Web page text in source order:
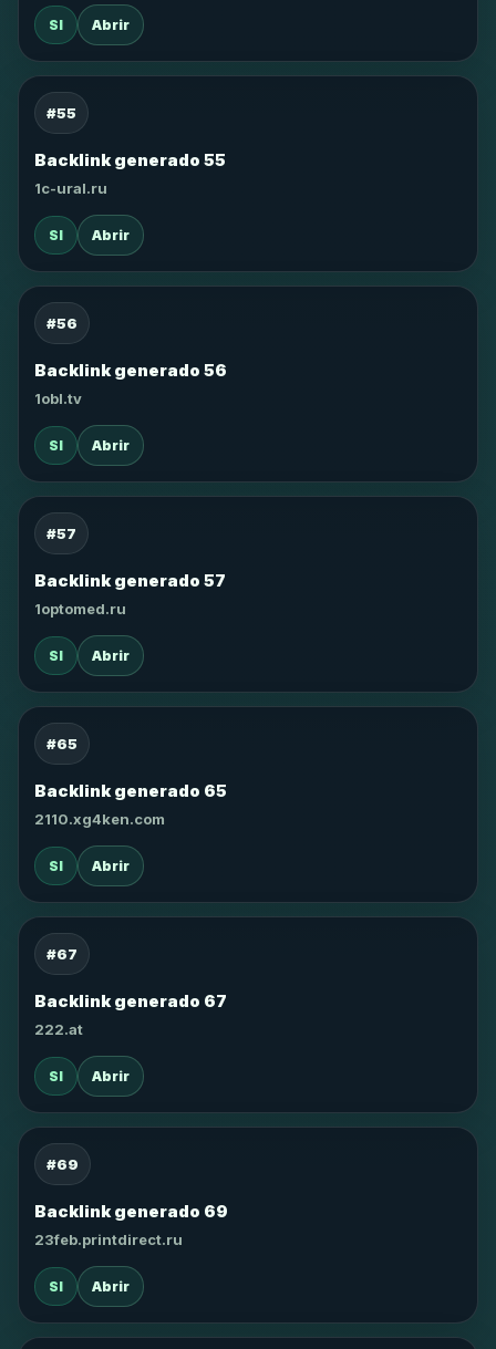
SI Abrir
#55
Backlink generado 55
1c-ural.ru
SI Abrir
#56
Backlink generado 56
1obl.tv
SI Abrir
#57
Backlink generado 57
1optomed.ru
SI Abrir
#65
Backlink generado 65
2110.xg4ken.com
SI Abrir
#67
Backlink generado 67
222.at
SI Abrir
#69
Backlink generado 69
23feb.printdirect.ru
SI Abrir